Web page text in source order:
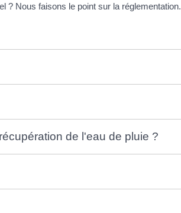
? Nous faisons le point sur la réglementation.
de l'eau de pluie ?